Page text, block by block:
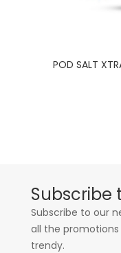
POD SALT
Subscribe
Subscribe to our
all the promotions
trendy.